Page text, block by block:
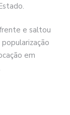
e saltou
em